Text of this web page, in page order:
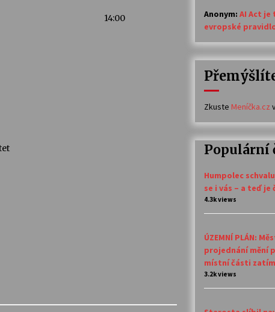
14:00 Anonym: AI Act je
evropské
Zkuste Meníčka.cz
Populární
Humpolec
se i vás – a teď je
4.3k views
ÚZEMNÍ PLÁN:
projednání mění
místní části
3.2k views